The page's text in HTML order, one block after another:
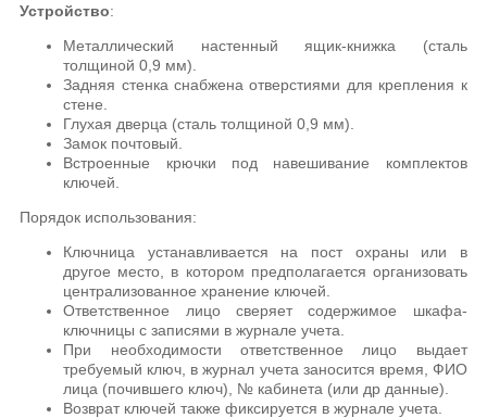
Устройство:
Металлический настенный ящик-книжка (сталь
толщиной 0,9 мм).
Задняя стенка снабжена отверстиями для крепления к
стене.
Глухая дверца (сталь толщиной 0,9 мм).
Замок почтовый.
Встроенные крючки под навешивание комплектов
ключей.
Порядок использования:
Ключница устанавливается на пост охраны или в
другое место, в котором предполагается организовать
централизованное хранение ключей.
Ответственное лицо сверяет содержимое шкафа-
ключницы с записями в журнале учета.
При необходимости ответственное лицо выдает
требуемый ключ, в журнал учета заносится время, ФИО
лица (почившего ключ), № кабинета (или др данные).
Возврат ключей также фиксируется в журнале учета.